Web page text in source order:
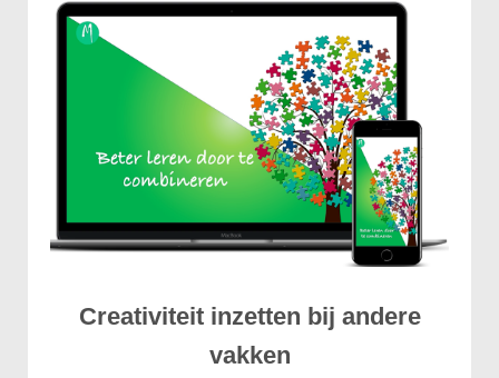
Creativiteit inzetten bij andere
vakken